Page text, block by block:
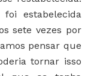
estabelecida
sete vezes por
pensar que
tornar isso